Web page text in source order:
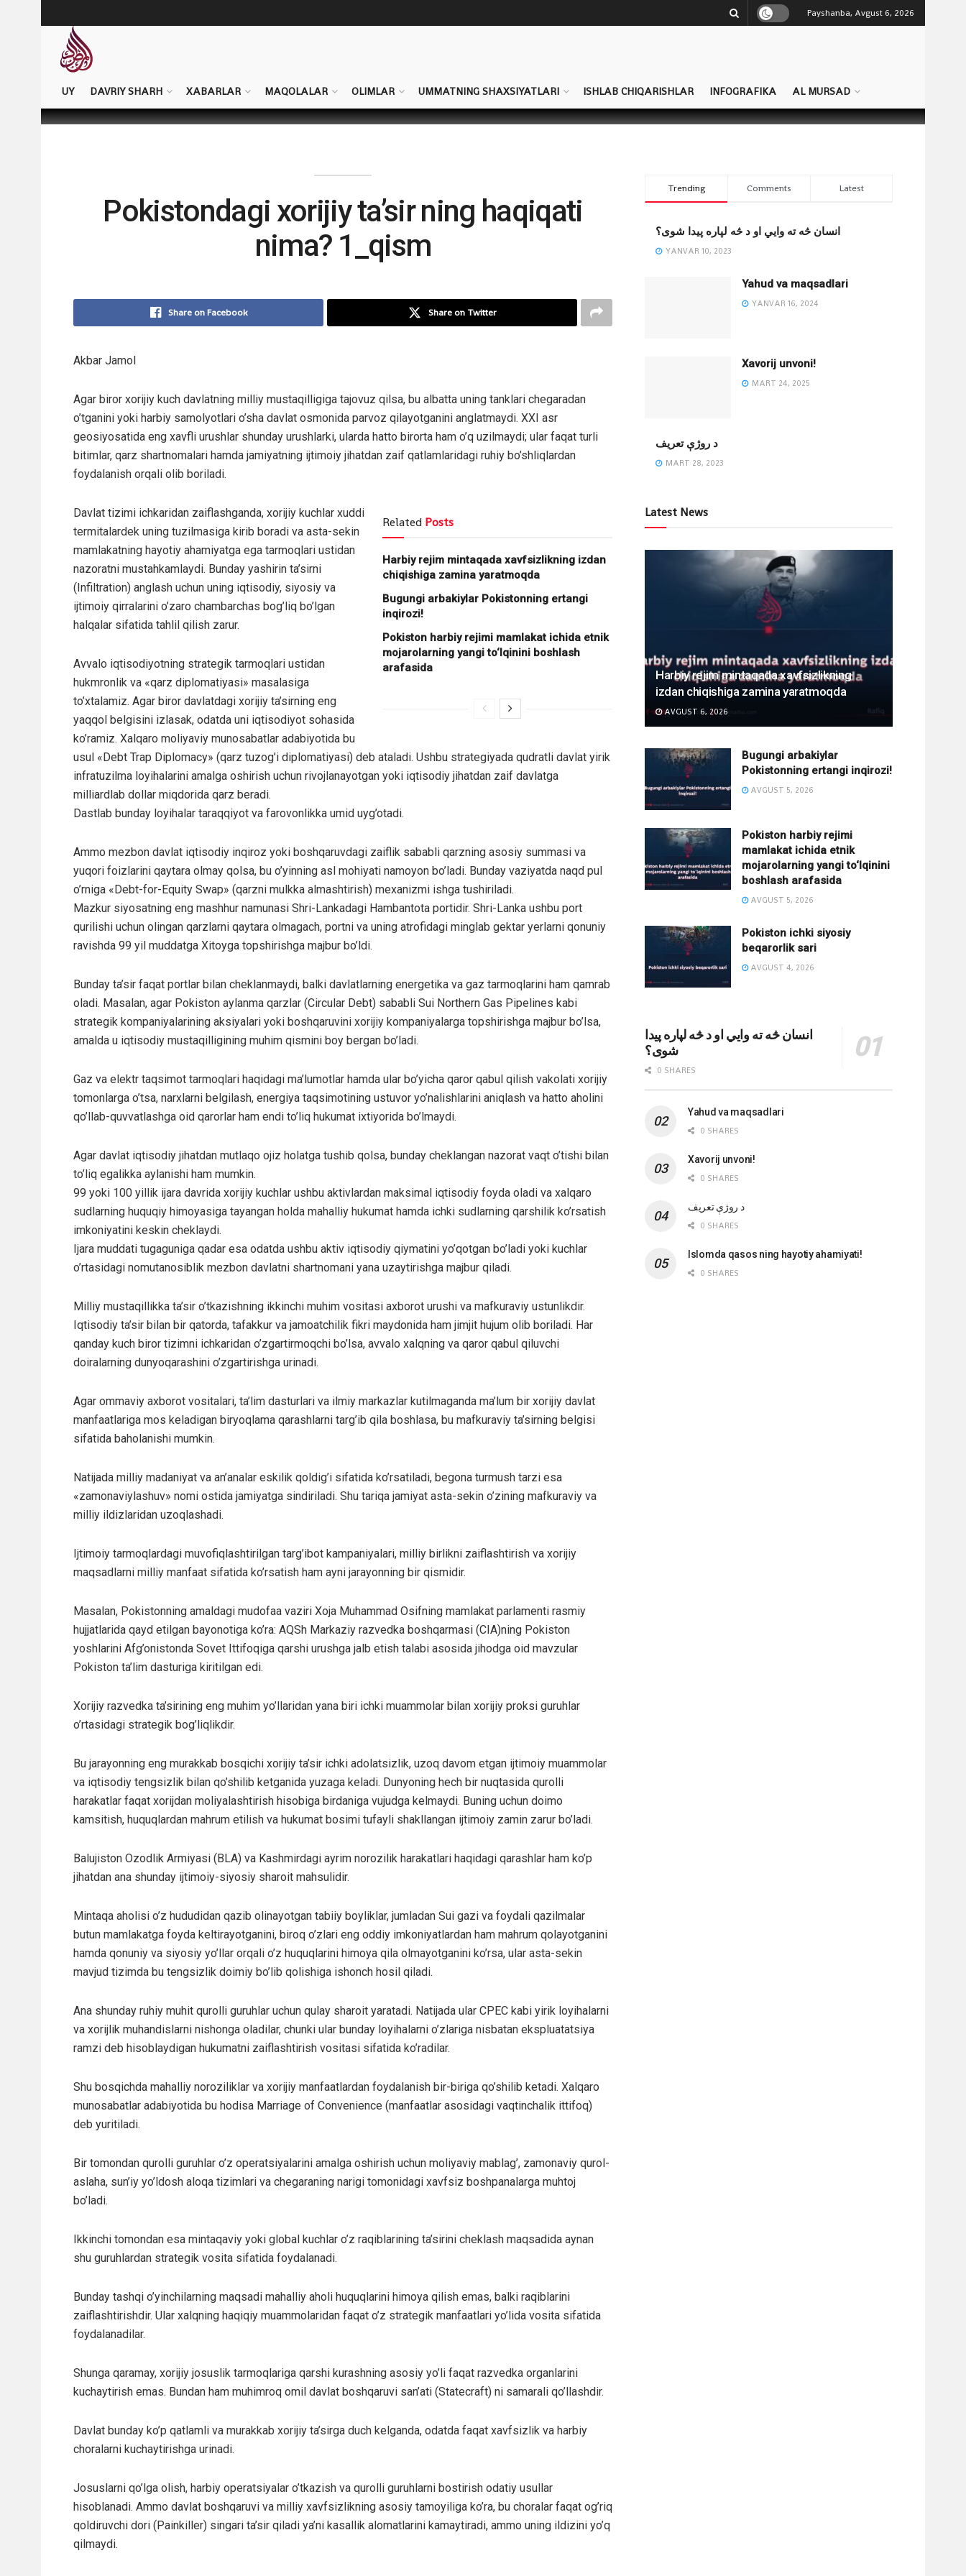
Payshanba, Avgust 6, 2026
UY DAVRIY SHARH XABARLAR MAQOLALAR OLIMLAR UMMATNING SHAXSIYATLARI ISHLAB CHIQARISHLAR INFOGRAFIKA AL MURSAD
Pokistondagi xorijiy ta’sir ning haqiqati
nima? 1_qism
Share on Facebook Share on Twitter
Akbar Jamol
Agar biror xorijiy kuch davlatning milliy mustaqilligiga tajovuz qilsa, bu albatta uning tanklari chegaradan
o’tganini yoki harbiy samolyotlari o’sha davlat osmonida parvoz qilayotganini anglatmaydi. XXI asr
geosiyosatida eng xavfli urushlar shunday urushlarki, ularda hatto birorta ham o’q uzilmaydi; ular faqat turli
bitimlar, qarz shartnomalari hamda jamiyatning ijtimoiy jihatdan zaif qatlamlaridagi ruhiy bo’shliqlardan
foydalanish orqali olib boriladi.
Related Posts
Harbiy rejim mintaqada xavfsizlikning izdan
chiqishiga zamina yaratmoqda
Bugungi arbakiylar Pokistonning ertangi
inqirozi!
Pokiston harbiy rejimi mamlakat ichida etnik
mojarolarning yangi to‘lqinini boshlash
arafasida
Davlat tizimi ichkaridan zaiflashganda, xorijiy kuchlar xuddi
termitalardek uning tuzilmasiga kirib boradi va asta-sekin
mamlakatning hayotiy ahamiyatga ega tarmoqlari ustidan
nazoratni mustahkamlaydi. Bunday yashirin ta’sirni
(Infiltration) anglash uchun uning iqtisodiy, siyosiy va
ijtimoiy qirralarini o’zaro chambarchas bog’liq bo’lgan
halqalar sifatida tahlil qilish zarur.
Avvalo iqtisodiyotning strategik tarmoqlari ustidan
hukmronlik va «qarz diplomatiyasi» masalasiga
to’xtalamiz. Agar biror davlatdagi xorijiy ta’sirning eng
yaqqol belgisini izlasak, odatda uni iqtisodiyot sohasida
ko’ramiz. Xalqaro moliyaviy munosabatlar adabiyotida bu
usul «Debt Trap Diplomacy» (qarz tuzog’i diplomatiyasi) deb ataladi. Ushbu strategiyada qudratli davlat yirik
infratuzilma loyihalarini amalga oshirish uchun rivojlanayotgan yoki iqtisodiy jihatdan zaif davlatga
milliardlab dollar miqdorida qarz beradi.
Dastlab bunday loyihalar taraqqiyot va farovonlikka umid uyg’otadi.
Ammo mezbon davlat iqtisodiy inqiroz yoki boshqaruvdagi zaiflik sababli qarzning asosiy summasi va
yuqori foizlarini qaytara olmay qolsa, bu o’yinning asl mohiyati namoyon bo’ladi. Bunday vaziyatda naqd pul
o’rniga «Debt-for-Equity Swap» (qarzni mulkka almashtirish) mexanizmi ishga tushiriladi.
Mazkur siyosatning eng mashhur namunasi Shri-Lankadagi Hambantota portidir. Shri-Lanka ushbu port
qurilishi uchun olingan qarzlarni qaytara olmagach, portni va uning atrofidagi minglab gektar yerlarni qonuniy
ravishda 99 yil muddatga Xitoyga topshirishga majbur bo’ldi.
Bunday ta’sir faqat portlar bilan cheklanmaydi, balki davlatlarning energetika va gaz tarmoqlarini ham qamrab
oladi. Masalan, agar Pokiston aylanma qarzlar (Circular Debt) sababli Sui Northern Gas Pipelines kabi
strategik kompaniyalarining aksiyalari yoki boshqaruvini xorijiy kompaniyalarga topshirishga majbur bo’lsa,
amalda u iqtisodiy mustaqilligining muhim qismini boy bergan bo’ladi.
Gaz va elektr taqsimot tarmoqlari haqidagi ma’lumotlar hamda ular bo’yicha qaror qabul qilish vakolati xorijiy
tomonlarga o’tsa, narxlarni belgilash, energiya taqsimotining ustuvor yo’nalishlarini aniqlash va hatto aholini
qo’llab-quvvatlashga oid qarorlar ham endi to’liq hukumat ixtiyorida bo’lmaydi.
Agar davlat iqtisodiy jihatdan mutlaqo ojiz holatga tushib qolsa, bunday cheklangan nazorat vaqt o’tishi bilan
to’liq egalikka aylanishi ham mumkin.
99 yoki 100 yillik ijara davrida xorijiy kuchlar ushbu aktivlardan maksimal iqtisodiy foyda oladi va xalqaro
sudlarning huquqiy himoyasiga tayangan holda mahalliy hukumat hamda ichki sudlarning qarshilik ko’rsatish
imkoniyatini keskin cheklaydi.
Ijara muddati tugaguniga qadar esa odatda ushbu aktiv iqtisodiy qiymatini yo’qotgan bo’ladi yoki kuchlar
o’rtasidagi nomutanosiblik mezbon davlatni shartnomani yana uzaytirishga majbur qiladi.
Milliy mustaqillikka ta’sir o’tkazishning ikkinchi muhim vositasi axborot urushi va mafkuraviy ustunlikdir.
Iqtisodiy ta’sir bilan bir qatorda, tafakkur va jamoatchilik fikri maydonida ham jimjit hujum olib boriladi. Har
qanday kuch biror tizimni ichkaridan o’zgartirmoqchi bo’lsa, avvalo xalqning va qaror qabul qiluvchi
doiralarning dunyoqarashini o’zgartirishga urinadi.
Agar ommaviy axborot vositalari, ta’lim dasturlari va ilmiy markazlar kutilmaganda ma’lum bir xorijiy davlat
manfaatlariga mos keladigan biryoqlama qarashlarni targ’ib qila boshlasa, bu mafkuraviy ta’sirning belgisi
sifatida baholanishi mumkin.
Natijada milliy madaniyat va an’analar eskilik qoldig’i sifatida ko’rsatiladi, begona turmush tarzi esa
«zamonaviylashuv» nomi ostida jamiyatga sindiriladi. Shu tariqa jamiyat asta-sekin o’zining mafkuraviy va
milliy ildizlaridan uzoqlashadi.
Ijtimoiy tarmoqlardagi muvofiqlashtirilgan targ’ibot kampaniyalari, milliy birlikni zaiflashtirish va xorijiy
maqsadlarni milliy manfaat sifatida ko’rsatish ham ayni jarayonning bir qismidir.
Masalan, Pokistonning amaldagi mudofaa vaziri Xoja Muhammad Osifning mamlakat parlamenti rasmiy
hujjatlarida qayd etilgan bayonotiga ko’ra: AQSh Markaziy razvedka boshqarmasi (CIA)ning Pokiston
yoshlarini Afg’onistonda Sovet Ittifoqiga qarshi urushga jalb etish talabi asosida jihodga oid mavzular
Pokiston ta’lim dasturiga kiritilgan edi.
Xorijiy razvedka ta’sirining eng muhim yo’llaridan yana biri ichki muammolar bilan xorijiy proksi guruhlar
o’rtasidagi strategik bog’liqlikdir.
Bu jarayonning eng murakkab bosqichi xorijiy ta’sir ichki adolatsizlik, uzoq davom etgan ijtimoiy muammolar
va iqtisodiy tengsizlik bilan qo’shilib ketganida yuzaga keladi. Dunyoning hech bir nuqtasida qurolli
harakatlar faqat xorijdan moliyalashtirish hisobiga birdaniga vujudga kelmaydi. Buning uchun doimo
kamsitish, huquqlardan mahrum etilish va hukumat bosimi tufayli shakllangan ijtimoiy zamin zarur bo’ladi.
Balujiston Ozodlik Armiyasi (BLA) va Kashmirdagi ayrim norozilik harakatlari haqidagi qarashlar ham ko’p
jihatdan ana shunday ijtimoiy-siyosiy sharoit mahsulidir.
Mintaqa aholisi o’z hududidan qazib olinayotgan tabiiy boyliklar, jumladan Sui gazi va foydali qazilmalar
butun mamlakatga foyda keltirayotganini, biroq o’zlari eng oddiy imkoniyatlardan ham mahrum qolayotganini
hamda qonuniy va siyosiy yo’llar orqali o’z huquqlarini himoya qila olmayotganini ko’rsa, ular asta-sekin
mavjud tizimda bu tengsizlik doimiy bo’lib qolishiga ishonch hosil qiladi.
Ana shunday ruhiy muhit qurolli guruhlar uchun qulay sharoit yaratadi. Natijada ular CPEC kabi yirik loyihalarni
va xorijlik muhandislarni nishonga oladilar, chunki ular bunday loyihalarni o’zlariga nisbatan ekspluatatsiya
ramzi deb hisoblaydigan hukumatni zaiflashtirish vositasi sifatida ko’radilar.
Shu bosqichda mahalliy noroziliklar va xorijiy manfaatlardan foydalanish bir-biriga qo’shilib ketadi. Xalqaro
munosabatlar adabiyotida bu hodisa Marriage of Convenience (manfaatlar asosidagi vaqtinchalik ittifoq)
deb yuritiladi.
Bir tomondan qurolli guruhlar o’z operatsiyalarini amalga oshirish uchun moliyaviy mablag’, zamonaviy qurol-
aslaha, sun’iy yo’ldosh aloqa tizimlari va chegaraning narigi tomonidagi xavfsiz boshpanalarga muhtoj
bo’ladi.
Ikkinchi tomondan esa mintaqaviy yoki global kuchlar o’z raqiblarining ta’sirini cheklash maqsadida aynan
shu guruhlardan strategik vosita sifatida foydalanadi.
Bunday tashqi o’yinchilarning maqsadi mahalliy aholi huquqlarini himoya qilish emas, balki raqiblarini
zaiflashtirishdir. Ular xalqning haqiqiy muammolaridan faqat o’z strategik manfaatlari yo’lida vosita sifatida
foydalanadilar.
Shunga qaramay, xorijiy josuslik tarmoqlariga qarshi kurashning asosiy yo’li faqat razvedka organlarini
kuchaytirish emas. Bundan ham muhimroq omil davlat boshqaruvi san’ati (Statecraft) ni samarali qo’llashdir.
Davlat bunday ko’p qatlamli va murakkab xorijiy ta’sirga duch kelganda, odatda faqat xavfsizlik va harbiy
choralarni kuchaytirishga urinadi.
Josuslarni qo’lga olish, harbiy operatsiyalar o’tkazish va qurolli guruhlarni bostirish odatiy usullar
hisoblanadi. Ammo davlat boshqaruvi va milliy xavfsizlikning asosiy tamoyiliga ko’ra, bu choralar faqat og’riq
qoldiruvchi dori (Painkiller) singari ta’sir qiladi ya’ni kasallik alomatlarini kamaytiradi, ammo uning ildizini yo’q
qilmaydi.
Trending Comments Latest
انسان څه ته وایي او د څه لپاره پیدا شوی؟
YANVAR 10, 2023
Yahud va maqsadlari
YANVAR 16, 2024
Xavorij unvoni!
MART 24, 2025
‌د روژې تعریف
MART 28, 2023
Latest News
Harbiy rejim mintaqada xavfsizlikning
izdan chiqishiga zamina yaratmoqda
AVGUST 6, 2026
Bugungi arbakiylar
Pokistonning ertangi inqirozi!
AVGUST 5, 2026
Pokiston harbiy rejimi
mamlakat ichida etnik
mojarolarning yangi to‘lqinini
boshlash arafasida
AVGUST 5, 2026
Pokiston ichki siyosiy
beqarorlik sari
AVGUST 4, 2026
انسان څه ته وایي او د څه لپاره پیدا
شوی؟
0 SHARES
Yahud va maqsadlari
0 SHARES
Xavorij unvoni!
0 SHARES
‌د روژې تعریف
0 SHARES
Islomda qasos ning hayotiy ahamiyati!
0 SHARES